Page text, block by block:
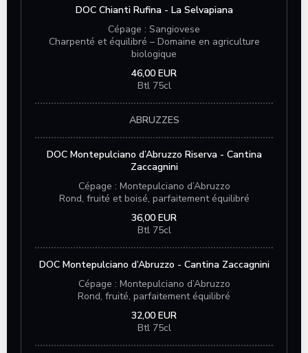
DOC Chianti Rufina - La Selvapiana
Cépage : Sangiovese
Charpenté et équilibré – Domaine en agriculture
biologique
46,00 EUR
Btl 75cl
ABRUZZES
DOC Montepulciano d’Abruzzo Riserva - Cantina
Zaccagnini
Cépage : Montepulciano d’Abruzzo
Rond, fruité et boisé, parfaitement équilibré
36,00 EUR
Btl 75cl
DOC Montepulciano d’Abruzzo - Cantina Zaccagnini
Cépage : Montepulciano d’Abruzzo
Rond, fruité, parfaitement équilibré
32,00 EUR
Btl 75cl